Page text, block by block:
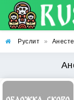
Руслит »